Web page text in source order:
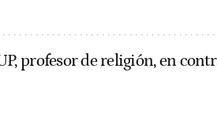
profesor de religión, en